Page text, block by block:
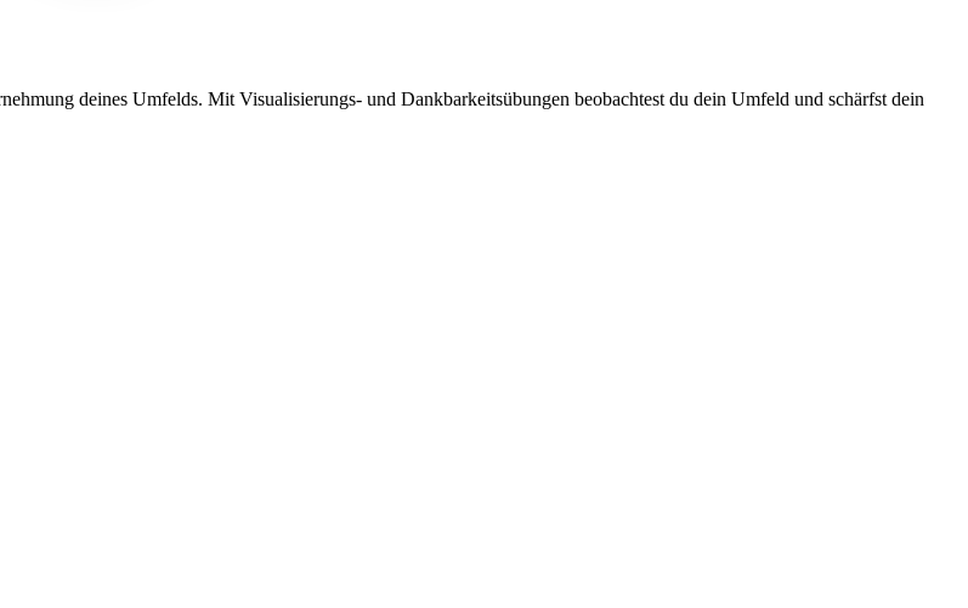
deines Umfelds. Mit Visualisierungs- und Dankbarkeitsübungen beobachtest du dein Umfeld und schärfst dein